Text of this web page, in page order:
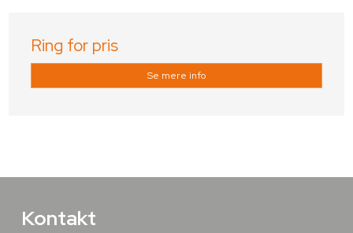
Ring for pris
Se mere info
Kontakt